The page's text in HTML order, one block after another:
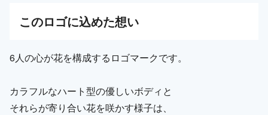
このロゴに込めた想い
6人の心が花を構成するロゴマークです。
カラフルなハート型の優しいボディと
それらが寄り合い花を咲かす様子は、